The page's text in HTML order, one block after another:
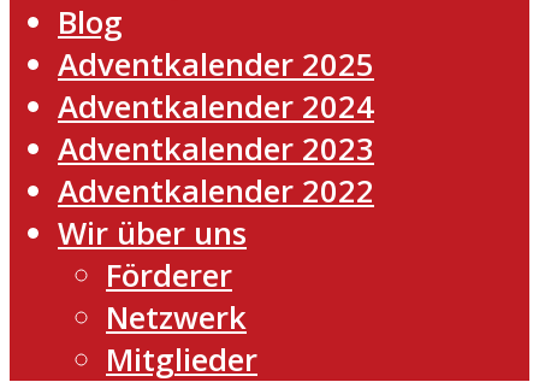
Blog
Adventkalender 2025
Adventkalender 2024
Adventkalender 2023
Adventkalender 2022
Wir über uns
Förderer
Netzwerk
Mitglieder